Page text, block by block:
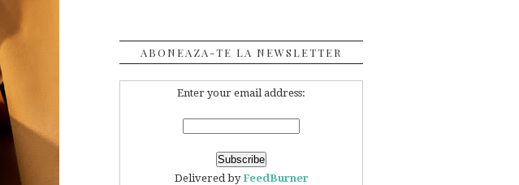
ABONEAZA-TE LA NEWSLETTER
Enter your email address:
Delivered byFeedBurner